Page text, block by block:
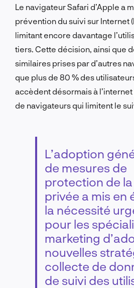
Le navigateur Safari d’Apple a
prévention du suivi sur Internet
limitant encore davantage
tiers. Cette décision, ainsi que
similaires prises par d’autres
que plus de 80 % des
accèdent désormais à
de navigateurs qui limitent le
L’adoption
de mesures de
protection de la
privée a mis en
la nécessité
pour les
marketing
nouvelles
collecte de
de suivi des